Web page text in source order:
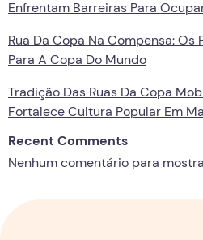
Enfrentam Barreiras Para
Rua Da Copa Na Compensa:
Para A Copa Do Mundo
Tradição Das Ruas Da Copa
Fortalece Cultura Popular Em
Recent Comments
Nenhum comentário para